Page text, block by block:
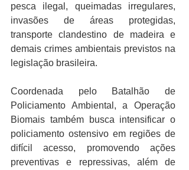
pesca ilegal, queimadas irregulares,
invasões de áreas protegidas,
transporte clandestino de madeira e
demais crimes ambientais previstos na
legislação brasileira.
Coordenada pelo Batalhão de
Policiamento Ambiental, a Operação
Biomais também busca intensificar o
policiamento ostensivo em regiões de
difícil acesso, promovendo ações
preventivas e repressivas, além de